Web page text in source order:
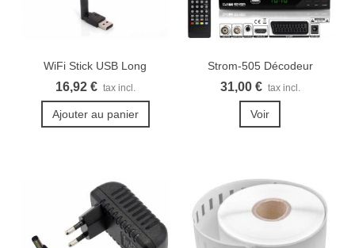
WiFi Stick USB Long
16,92 € tax incl.
Ajouter au panier
Strom-505 Décodeur
terrestre TNT...
31,00 € tax incl.
Voir